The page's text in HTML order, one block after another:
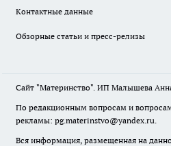
Контактные данные
Обзорные статьи и пресс-релизы
Сайт "Материнство". ИП Малышева
По редакционным вопросам и
рекламы: pg.materinstvo@yandex.ru.
Вся информация, размещенная на